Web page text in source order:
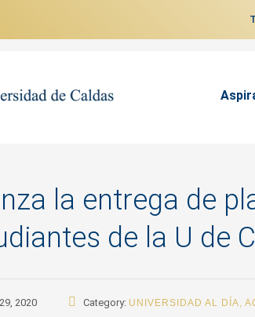
la entrega de
de la U de
2020 Category: UNIVERSIDAD AL DÍA,